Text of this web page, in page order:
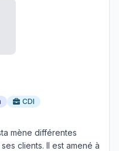
CDI
mène différentes
clients. Il est amené à